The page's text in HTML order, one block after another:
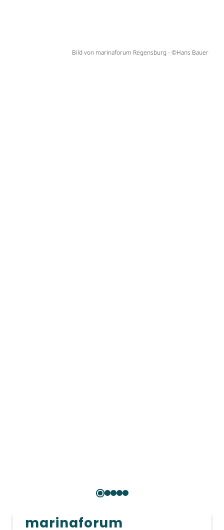
marinaforum
Bild von marinaforum Regensburg - ©Hans Bauer